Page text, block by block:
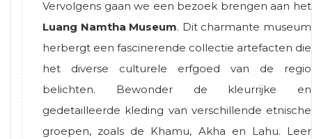
Vervolgens gaan we een bezoek brengen aan het
Luang Namtha Museum. Dit charmante museum
herbergt een fascinerende collectie artefacten die
het diverse culturele erfgoed van de regio
belichten. Bewonder de kleurrijke en
gedetailleerde kleding van verschillende etnische
groepen, zoals de Khamu, Akha en Lahu. Leer